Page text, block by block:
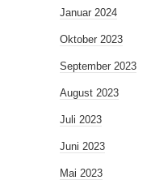
Januar 2024
Oktober 2023
September 2023
August 2023
Juli 2023
Juni 2023
Mai 2023